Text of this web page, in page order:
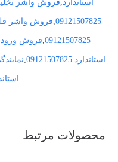
استاندارد,فروش واشر
09121507825
,فروش واشر
09121507825
,فروش
استاندارد 09121507825 ,
محصولات مرتبط